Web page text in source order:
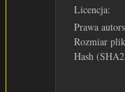
Licencja:
Prawa
Rozmiar
Hash